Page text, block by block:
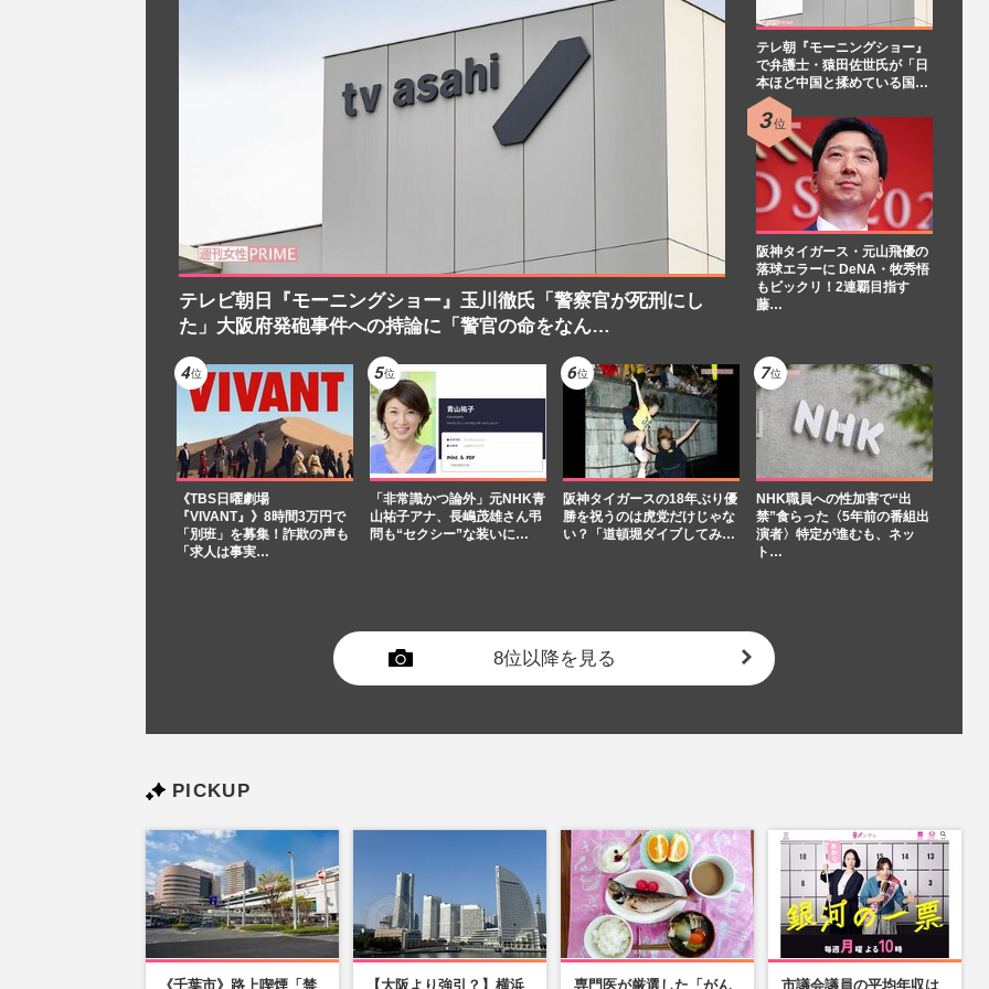
テレビ朝日『モーニングショー』玉川徹氏「警察官が死刑にし
た」大阪府発砲事件への持論に「警官の命をなん…
テレ朝『モーニングショー』
で弁護士・猿田佐世氏が「日
本ほど中国と揉めている国…
阪神タイガース・元山飛優の
落球エラーに DeNA・牧秀悟
もビックリ！2連覇目指す
藤…
《TBS日曜劇場
『VIVANT』》8時間3万円で
「別班」を募集！詐欺の声も
「求人は事実…
「非常識かつ論外」元NHK青
山祐子アナ、長嶋茂雄さん弔
問も“セクシー”な装いに…
阪神タイガースの18年ぶり優
勝を祝うのは虎党だけじゃな
い？「道頓堀ダイブしてみ…
NHK職員への性加害で“出
禁”食らった〈5年前の番組出
演者〉特定が進むも、ネッ
ト…
8位以降を見る
PICKUP
《千葉市》路上喫煙「禁 【大阪より強引？】横浜 専門医が厳選した「がん 市議会議員の平均年収は